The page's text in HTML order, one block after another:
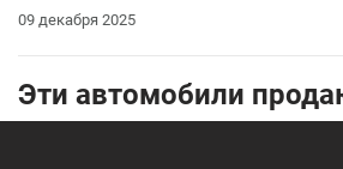
09 декабря 2025
Эти автомобили